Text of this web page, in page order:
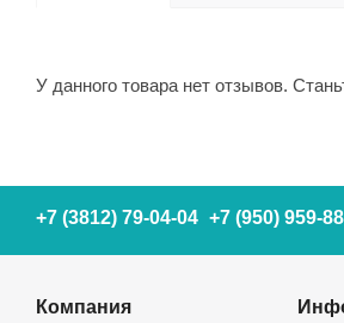
У данного товара нет отзывов.
+7 (3812) 79-04-04 +7 (950) 959-
Компания